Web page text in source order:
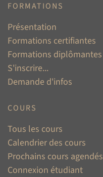
FORMATIONS
Présentation
Formations certifiantes
Formations diplômantes
S'inscrire...
Demande d'infos
COURS
Tous les cours
Calendrier des cours
Prochains cours agendés
Connexion étudiant